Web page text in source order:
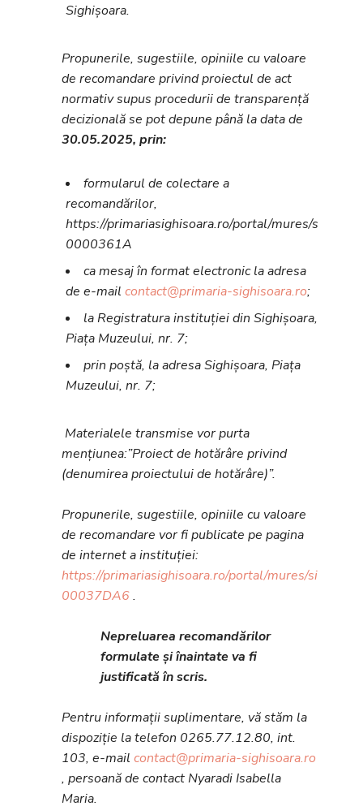
Sighișoara.
Propunerile, sugestiile, opiniile cu valoare
de recomandare privind proiectul de act
normativ supus procedurii de transparență
decizională se pot depune până la data de
30.05.2025, prin:
formularul de colectare a
recomandărilor,
https://primariasighisoara.ro/portal/mures/
0000361A
ca mesaj în format electronic la adresa
de e-mail contact@primaria-sighisoara.ro;
la Registratura instituției din Sighișoara,
Piața Muzeului, nr. 7;
prin poștă, la adresa Sighișoara, Piața
Muzeului, nr. 7;
Materialele transmise vor purta
mențiunea:”Proiect de hotărâre privind
(denumirea proiectului de hotărâre)”.
Propunerile, sugestiile, opiniile cu valoare
de recomandare vor fi publicate pe pagina
de internet a instituției:
https://primariasighisoara.ro/portal/mures/
00037DA6.
Nepreluarea recomandărilor
formulate și înaintate va fi
justificată în scris.
Pentru informații suplimentare, vă stăm la
dispoziție la telefon 0265.77.12.80, int.
103, e-mail contact@primaria-sighisoara.ro
, persoană de contact Nyaradi Isabella
Maria.